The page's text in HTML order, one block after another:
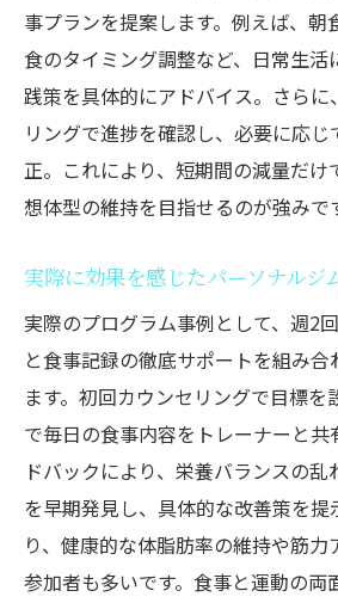
事プランを提案します。例えば、朝
食のタイミング調整など、日常生活
践策を具体的にアドバイス。さらに
リングで進捗を確認し、必要に応
正。これにより、短期間の減量だけ
想体型の維持を目指せるのが強みで
実際に効果を感じたパーソナルジ
実際のプログラム事例として、週2
と食事記録の徹底サポートを組み合
ます。初回カウンセリングで目標を
で毎日の食事内容をトレーナーと共
ドバックにより、栄養バランスの
を早期発見し、具体的な改善策を提
り、健康的な体脂肪率の維持や筋
参加者も多いです。食事と運動の両